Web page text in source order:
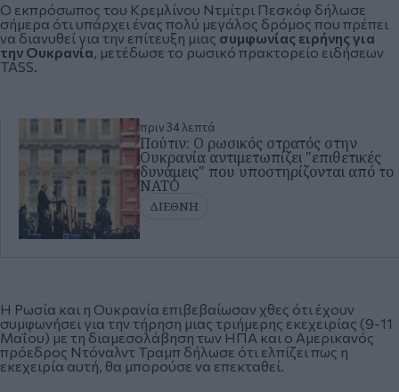
Ο εκπρόσωπος του Κρεμλίνου Ντμίτρι Πεσκόφ δήλωσε
σήμερα ότι υπάρχει ένας πολύ μεγάλος δρόμος που πρέπει
να διανυθεί για την επίτευξη μιας συμφωνίας ειρήνης για
την Ουκρανία, μετέδωσε το ρωσικό πρακτορείο ειδήσεων
TASS.
πριν 34 λεπτά
Πούτιν: Ο ρωσικός στρατός στην
Ουκρανία αντιμετωπίζει "επιθετικές
δυνάμεις" που υποστηρίζονται από το
ΝΑΤΟ
ΔΙΕΘΝΗ
Η Ρωσία και η Ουκρανία επιβεβαίωσαν χθες ότι έχουν
συμφωνήσει για την τήρηση μιας τριήμερης εκεχειρίας (9-11
Μαΐου) με τη διαμεσολάβηση των ΗΠΑ και ο Αμερικανός
πρόεδρος Ντόναλντ Τραμπ δήλωσε ότι ελπίζει πως η
εκεχειρία αυτή, θα μπορούσε να επεκταθεί.